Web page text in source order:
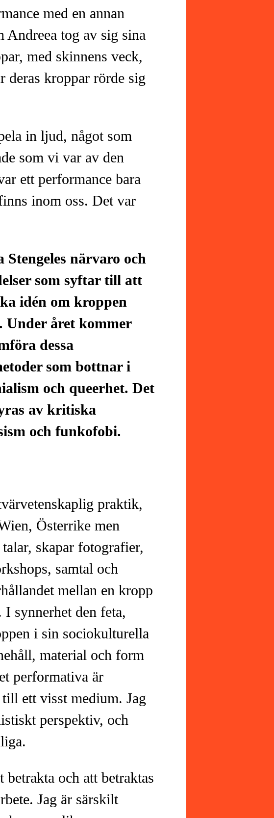
med en annan
Andreea tog av sig sina
med skinnens veck,
deras kroppar rörde sig
in ljud, något som
som vi var av den
ett performance bara
inom oss. Det var
närvaro och
som syftar till att
idén om kroppen
Under året kommer
dessa
som bottnar i
och queerhet. Det
av kritiska
och funkofobi.
praktik,
Österrike men
skapar fotografier,
samtal och
mellan en kropp
synnerhet den feta,
i sin sociokulturella
material och form
performativa är
ett visst medium. Jag
perspektiv, och
och att betraktas
Jag är särskilt